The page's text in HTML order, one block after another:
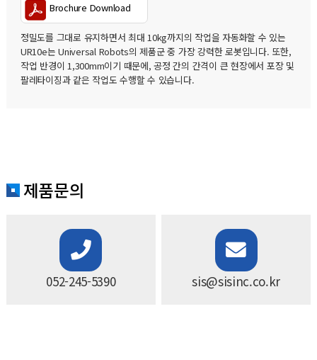
Brochure Download
정밀도를 그대로 유지하면서 최대 10kg까지의 작업을 자동화할 수 있는
UR10e는 Universal Robots의 제품군 중 가장 강력한 로봇입니다. 또한,
작업 반경이 1,300mm이기 때문에, 공정 간의 간격이 큰 현장에서 포장 및
팔레타이징과 같은 작업도 수행할 수 있습니다.
제품문의
052-245-5390 sis@sisinc.co.kr